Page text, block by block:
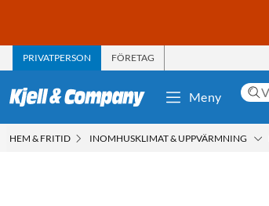
PRIVATPERSON FÖRETAG
Meny
HEM & FRITID INOMHUSKLIMAT & UPPVÄRMNING